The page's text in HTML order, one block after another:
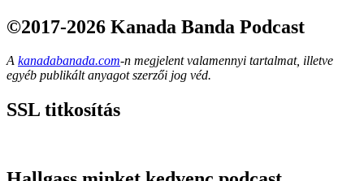
©2017-2026 Kanada Banda Podcast
A kanadabanada.com-n megjelent valamennyi tartalmat, illetve
egyéb publikált anyagot szerzői jog véd.
SSL titkosítás